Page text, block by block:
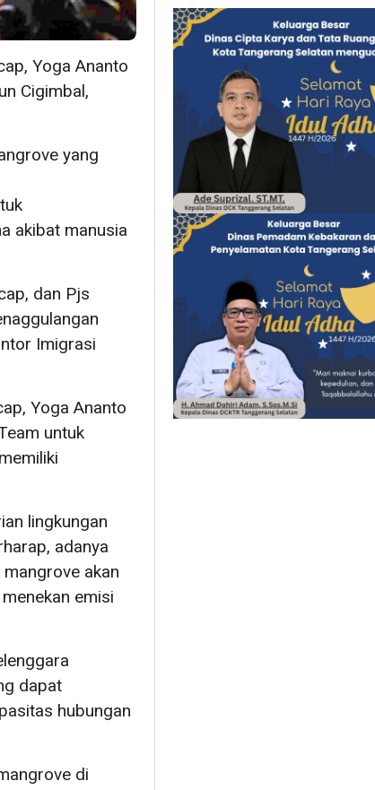
Yoga Ananto
Cigimbal,
yang
akibat manusia
dan Pjs
Imigrasi
Yoga Ananto
untuk
lingkungan
adanya
akan
emisi
dapat
hubungan
di